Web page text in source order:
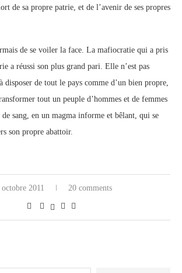
de sa propre patrie, et de l’avenir de ses propres
de se voiler la face. La mafiocratie qui a pris
a réussi son plus grand pari. Elle n’est pas
disposer de tout le pays comme d’un bien propre,
tout un peuple d’hommes et de femmes
sang, en un magma informe et bêlant, qui se
son propre abattoir.
octobre 2011 20 comments